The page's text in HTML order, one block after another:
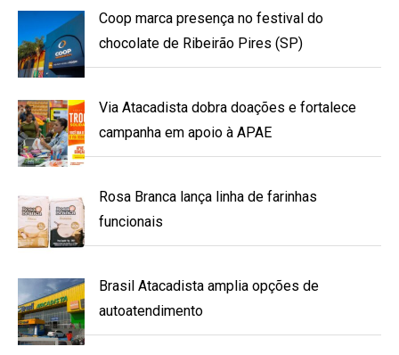
Coop marca presença no festival do
chocolate de Ribeirão Pires (SP)
Via Atacadista dobra doações e fortalece
campanha em apoio à APAE
Rosa Branca lança linha de farinhas
funcionais
Brasil Atacadista amplia opções de
autoatendimento